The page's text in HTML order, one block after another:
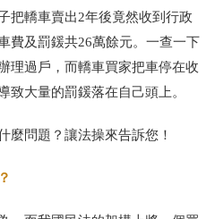
把轎車賣出2年後竟然收到行政
費及罰鍰共26萬餘元。一查一下
理過戶，而轎車買家把車停在收
致大量的罰鍰落在自己頭上。
麼問題？讓法操來告訴您！